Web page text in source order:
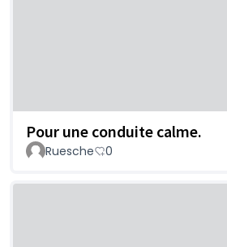
Pour une conduite calme.
Ruesche 0